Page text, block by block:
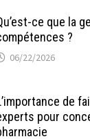
ce que la
?
06/22/2026
de
pour